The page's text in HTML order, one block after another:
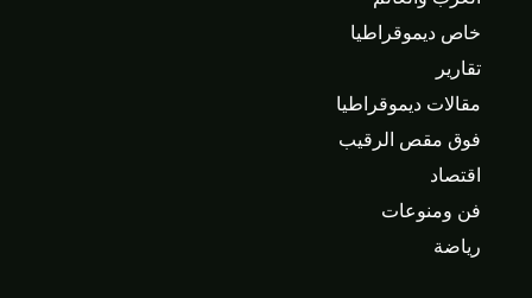
خاص ديموقراطيا
تقارير
مقالات ديموقراطيا
فوق مقص الرقيب
اقتصاد
فن ومنوعات
رياضة